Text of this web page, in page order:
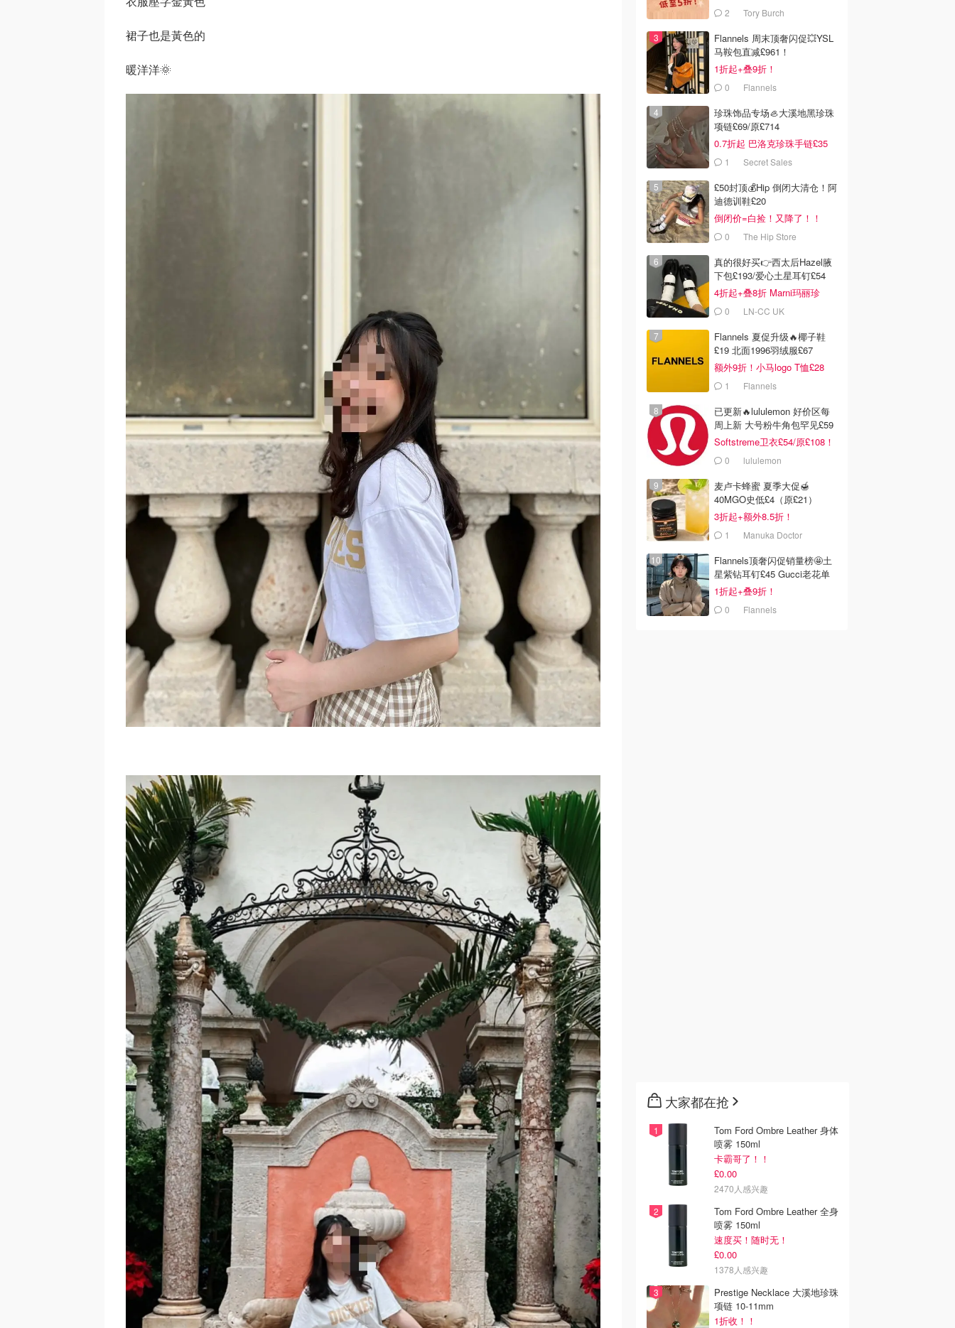
裙子也是黃色的
暖洋洋🌞
2 Tory Burch
Flannels 周末顶奢闪促💥YSL
马鞍包直减£961！
1折起+叠9折！
0 Flannels
珍珠饰品专场🦪大溪地黑珍珠
项链£69/原£714
0.7折起 巴洛克珍珠手链£35
1 Secret Sales
£50封顶💰Hip 倒闭大清仓！阿
迪德训鞋£20
倒闭价=白捡！又降了！！
0 The Hip Store
真的很好买👉西太后Hazel腋
下包£193/爱心土星耳钉£54
4折起+叠8折 Marni玛丽珍
£2120 LN-CC UK
Flannels 夏促升级🔥椰子鞋
£19 北面1996羽绒服£67
额外9折！小马logo T恤£28
1 Flannels
已更新🔥lululemon 好价区每
周上新 大号粉牛角包罕见£59
Softstreme卫衣£54/原£108！
0 lululemon
麦卢卡蜂蜜 夏季大促🍯
40MGO史低£4（原£21）
3折起+额外8.5折！
1 Manuka Doctor
Flannels顶奢闪促销量榜🤩土
星紫钻耳钉£45 Gucci老花单
肩包£314
1折起+叠9折！
0 Flannels
大家都在抢
Tom Ford Ombre Leather 身体
喷雾 150ml
卡霸哥了！！
£0.00
2470人感兴趣
Tom Ford Ombre Leather 全身
喷雾 150ml
速度买！随时无！
£0.00
1378人感兴趣
Prestige Necklace 大溪地珍珠
项链 10-11mm
1折收！！